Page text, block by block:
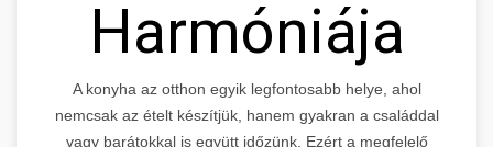
Harmóniája
A konyha az otthon egyik legfontosabb helye, ahol
nemcsak az ételt készítjük, hanem gyakran a családdal
vagy barátokkal is együtt időzünk. Ezért a megfelelő